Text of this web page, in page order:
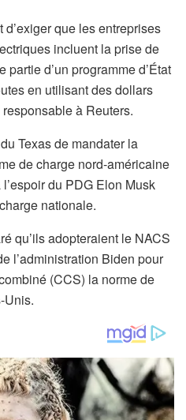
d’exiger que les entreprises
incluent la prise de
d’un programme d’État
en utilisant des dollars
à Reuters.
Texas de mandater la
de charge nord-américaine
du PDG Elon Musk
nationale.
qu’ils adopteraient le NACS
l’administration Biden pour
(CCS) la norme de
Unis.